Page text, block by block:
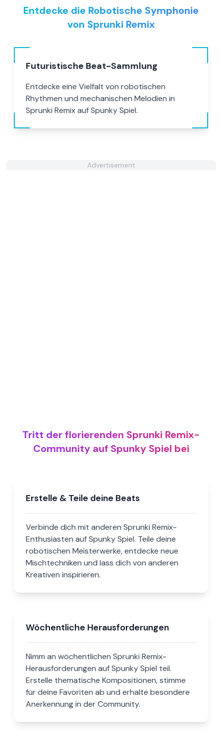
Entdecke die Robotische Symphonie
von Sprunki Remix
Futuristische Beat-Sammlung
Entdecke eine Vielfalt von robotischen
Rhythmen und mechanischen Melodien in
Sprunki Remix auf Spunky Spiel.
Advertisement
Tritt der florierenden Sprunki Remix-
Community auf Spunky Spiel bei
Erstelle & Teile deine Beats
Verbinde dich mit anderen Sprunki Remix-
Enthusiasten auf Spunky Spiel. Teile deine
robotischen Meisterwerke, entdecke neue
Mischtechniken und lass dich von anderen
Kreativen inspirieren.
Wöchentliche Herausforderungen
Nimm an wöchentlichen Sprunki Remix-
Herausforderungen auf Spunky Spiel teil.
Erstelle thematische Kompositionen, stimme
für deine Favoriten ab und erhalte besondere
Anerkennung in der Community.